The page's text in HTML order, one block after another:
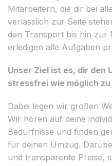
Mitarbeitern, die dir bei
verlässlich zur Seite
den Transport bis hin zur
erledigen alle Aufgaben
Unser Ziel ist es, dir den
stressfrei wie möglich zu
Dabei legen wir großen
Wir hören auf deine
Bedürfnisse und finden
für deinen Umzug.
und transparente Preise,